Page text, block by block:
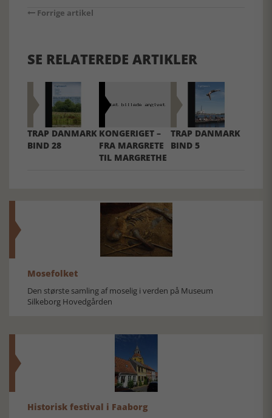
Forrige artikel
SE RELATEREDE ARTIKLER
TRAP DANMARK
BIND 28
KONGERIGET –
FRA MARGRETE
TIL MARGRETHE
TRAP DANMARK
BIND 5
Mosefolket
Den største samling af moselig i verden på Museum
Silkeborg Hovedgården
Historisk festival i Faaborg